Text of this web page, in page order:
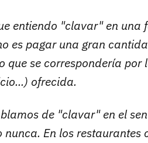
entiendo "clavar" en una
es pagar una gran
que se correspondería
ofrecida.
de "clavar" en el
En los restaurantes